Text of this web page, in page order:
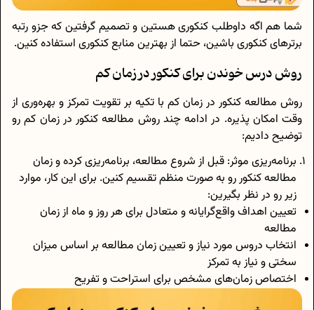
شما هم اگه داوطلب کنکوری هستین و تصمیم گرفتین که جزو رتبه
برترهای کنکوری باشین، حتما از بهترین منابع کنکوری استفاده کنین.
روش درس خوندن برای کنکور در زمان کم
روش مطالعه کنکور در زمان کم با تکیه بر تقویت تمرکز و بهره‌وری از
وقت امکان پذیره. در ادامه چند روش مطالعه کنکور در زمان کم رو
توضیح دادیم:
برنامه‌ریزی موثر: قبل از شروع مطالعه، برنامه‌ریزی کرده و زمان
مطالعه کنکور رو به صورت منظم تقسیم کنین. برای این کار، موارد
زیر رو در نظر بگیرین:
تعیین اهداف واقع‌گرایانه و متعادل برای هر روز و ماه از زمان
مطالعه
انتخاب دروس مورد نیاز و تعیین زمان مطالعه بر اساس میزان
سختی و نیاز به تمرکز
اختصاص زمان‌های مشخص برای استراحت و تفریح